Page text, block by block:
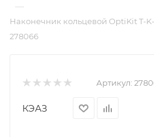
—
Наконечник кольцевой OptiKit T-
278066
Артикул:
КЭАЗ